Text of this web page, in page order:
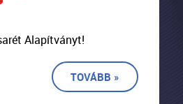
Alapítványt!
TOVÁBB »